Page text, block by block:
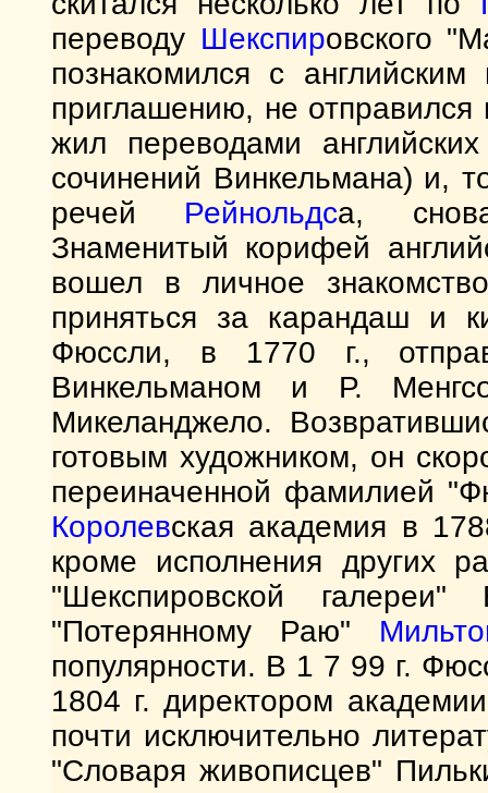
переводу Шекспировского
познакомился с
приглашению, не
жил переводами
сочинений Винкельмана) и,
речей Рейнольдса, снова
Знаменитый корифей
вошел в личное
приняться за карандаш и
Фюссли, в 1770 г.,
Винкельманом и Р.
Микеланджело.
готовым художником, он
переиначенной фамилией
Королевская академия в
кроме исполнения других
"Шекспировской
"Потерянному Раю"
популярности. В 1 7 99 г.
1804 г. директором
почти исключительно
"Словаря живописцев"